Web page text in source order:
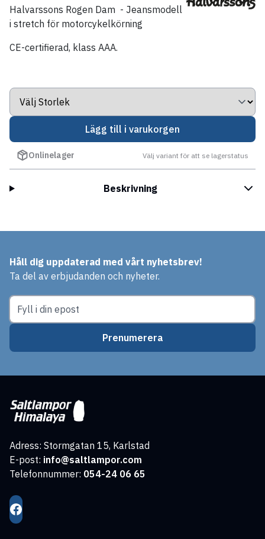
Halvarssons Rogen Dam - Jeansmodell
i stretch för motorcykelkörning
CE-certifierad, klass AAA.
Lägg till i varukorgen
Onlinelager Välj variant för att se lagerstatus
Beskrivning
Håll dig uppdaterad med vårt nyhetsbrev!
Ta del av erbjudanden och nyheter.
Prenumerera
Adress: Stormgatan 15, Karlstad
E-post: info@saltlampor.com
Telefonnummer: 054-24 06 65